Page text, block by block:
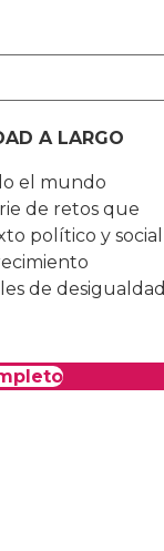
A LARGO
el mundo
de retos que
político y social
de desigualdad